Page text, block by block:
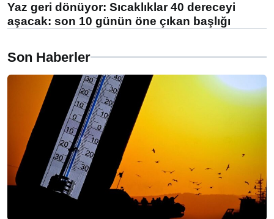
Yaz geri dönüyor: Sıcaklıklar 40 dereceyi
aşacak: son 10 günün öne çıkan başlığı
Son Haberler